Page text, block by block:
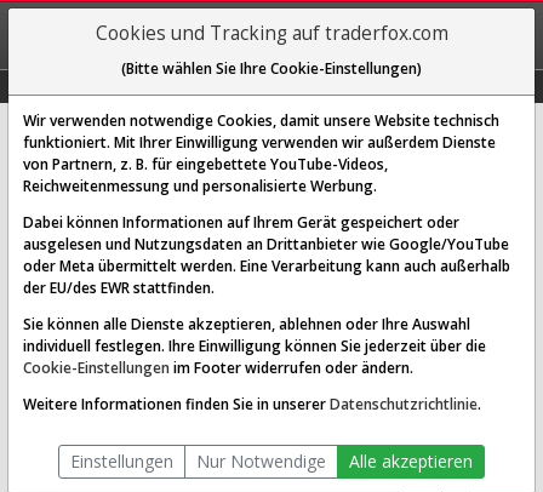
REGIS-
TRIEREN
Abbvie Aktie: Realtime-Kurs &
Analyse (A1J84E | ABBV)
SCORING SYSTEMS:
Qualitäts-Check Dividenden-Check
Wachstums-Check
Robustheits-Check
Qualitäts-Check:Ist die Aktie zum Investieren
Infos zum Score
Abbvie[ABBV A1J84E US00287Y1091]
Börsenwert: 434,763 Mrd. $Sektor:
Healthcare / Drug
Das Ra­ting
konn­te nicht be­
Cookies und Tracking auf traderfox.com
(Bitte wählen Sie Ihre Cookie-Einstellungen)
Wir verwenden notwendige Cookies, damit unsere Website technisch
funktioniert. Mit Ihrer Einwilligung verwenden wir außerdem Dienste
von Partnern, z. B. für eingebettete YouTube-Videos,
Reichweitenmessung und personalisierte Werbung.
Dabei können Informationen auf Ihrem Gerät gespeichert oder
ausgelesen und Nutzungsdaten an Drittanbieter wie Google/YouTube
oder Meta übermittelt werden. Eine Verarbeitung kann auch außerhalb
der EU/des EWR stattfinden.
Sie können alle Dienste akzeptieren, ablehnen oder Ihre Auswahl
individuell festlegen. Ihre Einwilligung können Sie jederzeit über die
Cookie-Einstellungen im Footer widerrufen oder ändern.
Weitere Informationen finden Sie in unsererDatenschutzrichtlinie.
Einstellungen Nur Notwendige Alle akzeptieren